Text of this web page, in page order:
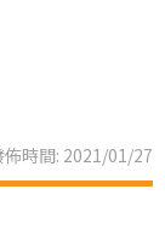
佈時間: 2021/01/27